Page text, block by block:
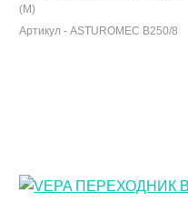
(М)
Артикул - ASTUROMEC B250/8